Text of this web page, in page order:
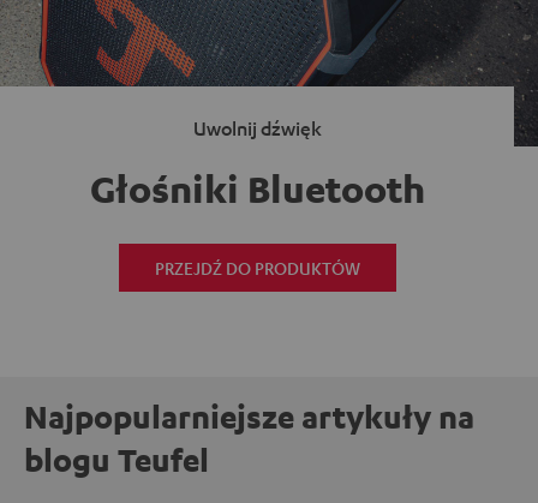
Uwolnij dźwięk
Głośniki Bluetooth
PRZEJDŹ DO PRODUKTÓW
Najpopularniejsze artykuły na
blogu Teufel